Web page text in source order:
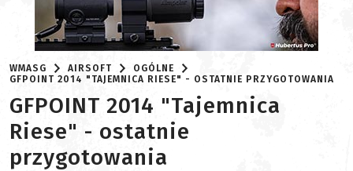
WMASG AIRSOFT
OGÓLNE
GFPOINT 2014 "TAJEMNICA RIESE" - OSTATNIE PRZYGOTOWANIA
GFPOINT 2014 "Tajemnica
Riese" - ostatnie
przygotowania